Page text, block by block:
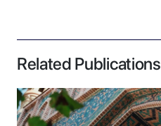
Related Publications